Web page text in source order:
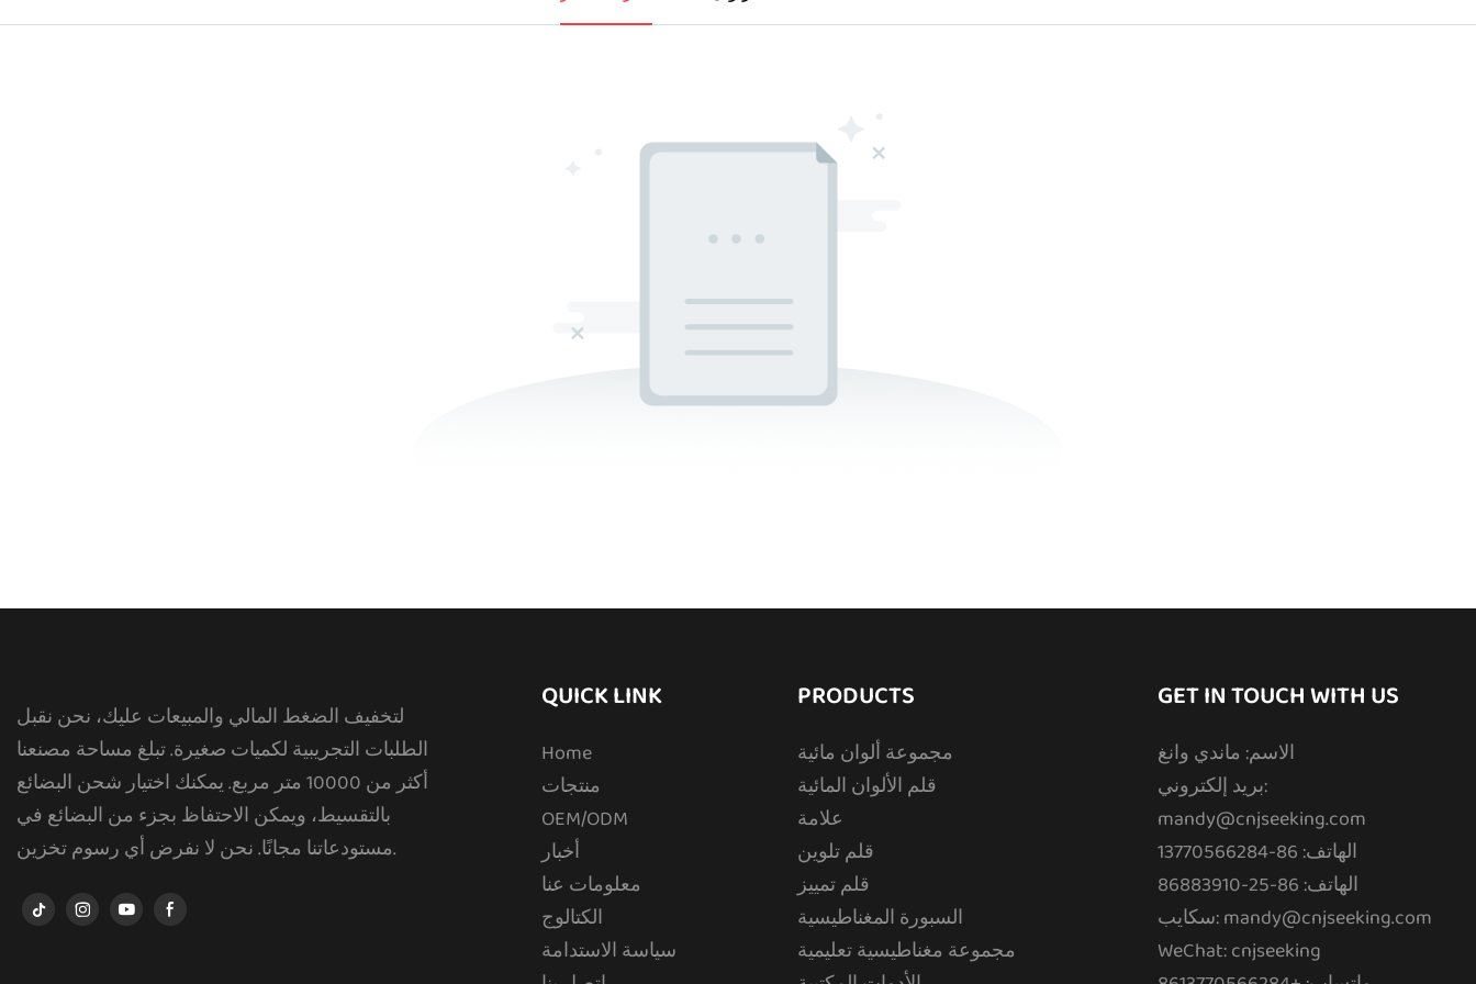
لتخفيف الضغط المالي والمبيعات عليك، نحن نقبل
الطلبات التجريبية لكميات صغيرة. تبلغ مساحة مصنعنا
أكثر من 10000 متر مربع. يمكنك اختيار شحن البضائع
بالتقسيط، ويمكن الاحتفاظ بجزء من البضائع في
مستودعاتنا مجانًا. نحن لا نفرض أي رسوم تخزين.
QUICK LINK
Home
منتجات
OEM/ODM
أخبار
معلومات عنا
الكتالوج
سياسة الاستدامة
PRODUCTS
مجموعة ألوان مائية
قلم الألوان المائية
علامة
قلم تلوين
قلم تمييز
السبورة المغناطيسية
مجموعة مغناطيسية تعليمية
GET IN TOUCH WITH US
الاسم: ماندي وانغ
بريد إلكتروني:
mandy@cnjseeking.com
الهاتف: 86-13770566284
الهاتف: 86-25-86883910
سكايب: mandy@cnjseeking.com
WeChat: cnjseeking